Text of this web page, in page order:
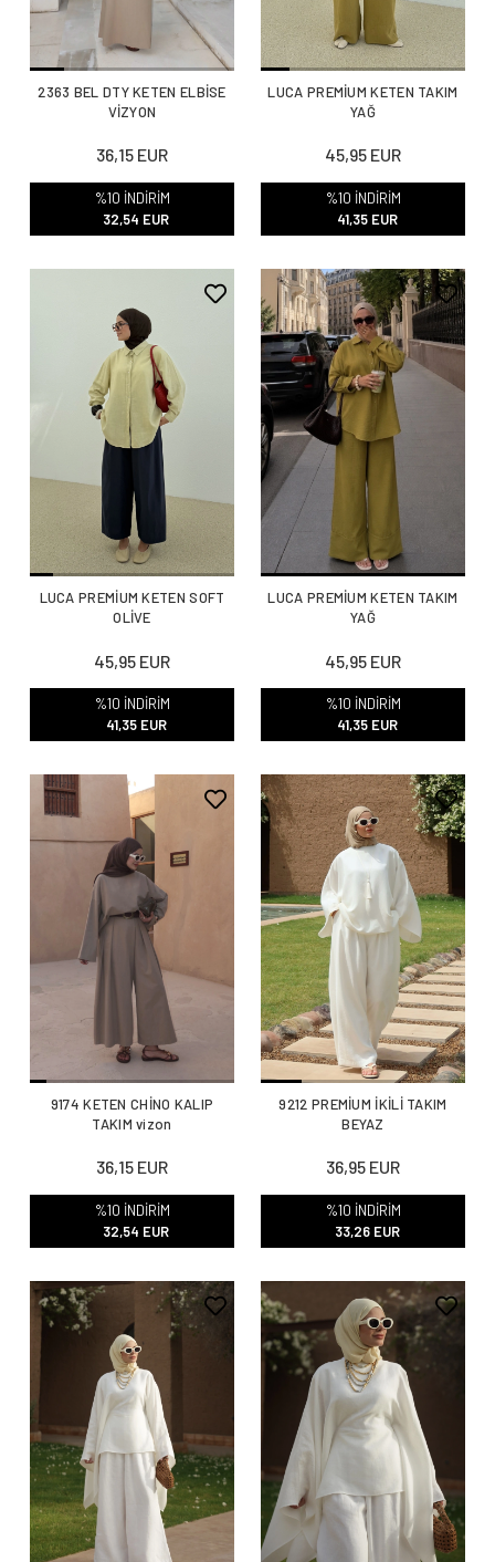
2363 BEL DTY KETEN ELBİSE
VİZYON
36,15 EUR
%10 İNDİRİM
32,54 EUR
LUCA PREMİUM KETEN TAKIM
YAĞ
45,95 EUR
%10 İNDİRİM
41,35 EUR
LUCA PREMİUM KETEN SOFT
OLİVE
45,95 EUR
%10 İNDİRİM
41,35 EUR
LUCA PREMİUM KETEN TAKIM
YAĞ
45,95 EUR
%10 İNDİRİM
41,35 EUR
9174 KETEN CHİNO KALIP
TAKIM vizon
36,15 EUR
%10 İNDİRİM
32,54 EUR
9212 PREMİUM İKİLİ TAKIM
BEYAZ
36,95 EUR
%10 İNDİRİM
33,26 EUR